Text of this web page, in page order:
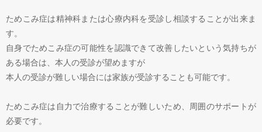
ためこみ症は精神科または心療内科を受診し相談することが出来ま
す。
自身でためこみ症の可能性を認識できて改善したいという気持ちが
ある場合は、本人の受診が望めますが
本人の受診が難しい場合には家族が受診することも可能です。
ためこみ症は自力で治療することが難しいため、周囲のサポートが
必要です。